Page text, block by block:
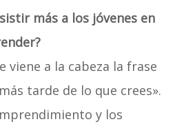
más a los jóvenes en
viene a la cabeza la frase
tarde de lo que crees».
y los